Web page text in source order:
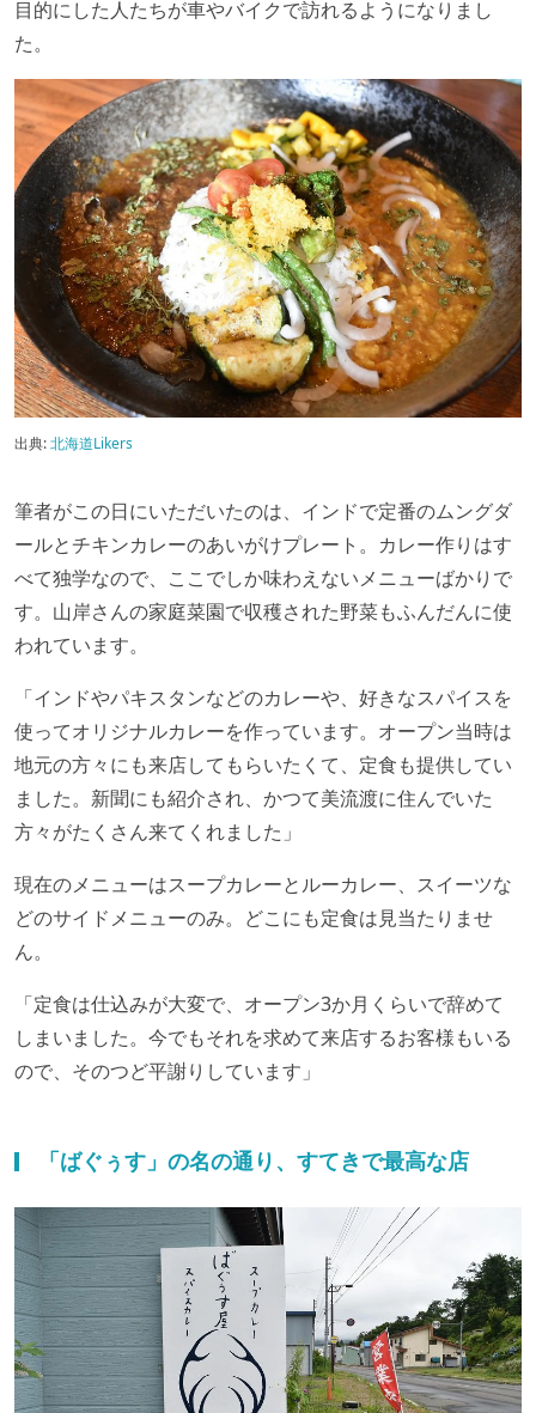
目的にした人たちが車やバイクで訪れるようになりまし
た。
出典:北海道Likers
筆者がこの日にいただいたのは、インドで定番のムングダ
ールとチキンカレーのあいがけプレート。カレー作りはす
べて独学なので、ここでしか味わえないメニューばかりで
す。山岸さんの家庭菜園で収穫された野菜もふんだんに使
われています。
「インドやパキスタンなどのカレーや、好きなスパイスを
使ってオリジナルカレーを作っています。オープン当時は
地元の方々にも来店してもらいたくて、定食も提供してい
ました。新聞にも紹介され、かつて美流渡に住んでいた
方々がたくさん来てくれました」
現在のメニューはスープカレーとルーカレー、スイーツな
どのサイドメニューのみ。どこにも定食は見当たりませ
ん。
「定食は仕込みが大変で、オープン3か月くらいで辞めて
しまいました。今でもそれを求めて来店するお客様もいる
ので、そのつど平謝りしています」
「ばぐぅす」の名の通り、すてきで最高な店